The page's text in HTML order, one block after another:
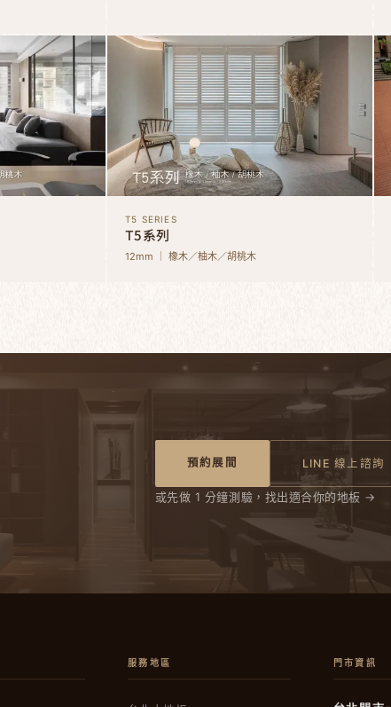
T5 SERIES
T5系列
12mm ｜ 橡木／柚木／胡桃木
預約展間 LINE 線上諮詢
或先做 1 分鐘測驗，找出適合你的地板 →
服務地區 門市資訊